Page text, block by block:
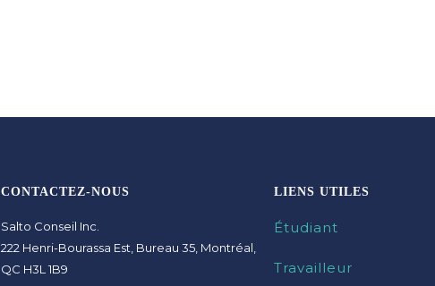
CONTACTEZ-NOUS
Salto Conseil Inc.
222 Henri-Bourassa Est, Bureau 35, Montréal,
QC H3L 1B9
LIENS UTILES
Étudiant
Travailleur